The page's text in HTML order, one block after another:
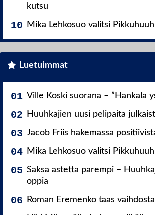
kutsu
Mika Lehkosuo valitsi
Luetuimmat
Ville Koski suorana – ”Hankala
Huuhkajien uusi pelipaita
Jacob Friis hakemassa
Mika Lehkosuo valitsi
Saksa astetta parempi –
oppia
Roman Eremenko taas